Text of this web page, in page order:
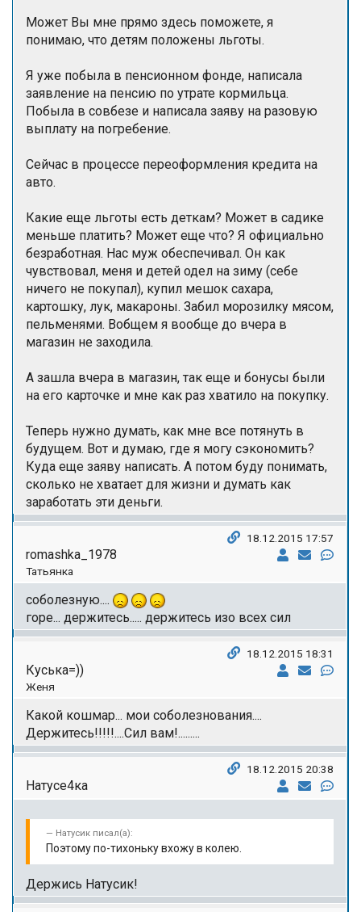
Может Вы мне прямо здесь поможете, я
понимаю, что детям положены льготы.
Я уже побыла в пенсионном фонде, написала
заявление на пенсию по утрате кормильца.
Побыла в совбезе и написала заяву на разовую
выплату на погребение.
Сейчас в процессе переоформления кредита на
авто.
Какие еще льготы есть деткам? Может в садике
меньше платить? Может еще что? Я официально
безработная. Нас муж обеспечивал. Он как
чувствовал, меня и детей одел на зиму (себе
ничего не покупал), купил мешок сахара,
картошку, лук, макароны. Забил морозилку мясом,
пельменями. Вобщем я вообще до вчера в
магазин не заходила.
А зашла вчера в магазин, так еще и бонусы были
на его карточке и мне как раз хватило на покупку.
Теперь нужно думать, как мне все потянуть в
будущем. Вот и думаю, где я могу сэкономить?
Куда еще заяву написать. А потом буду понимать,
сколько не хватает для жизни и думать как
заработать эти деньги.
romashka_1978
Татьянка
18.12.2015 17:57
соболезную....
горе... держитесь..... держитесь изо всех сил
Куська=))
Женя
18.12.2015 18:31
Какой кошмар... мои соболезнования....
Держитесь!!!!!....Сил вам!.........
Натусе4ка
18.12.2015 20:38
Натусик писал(а):
Поэтому по-тихоньку вхожу в колею.
Держись Натусик!